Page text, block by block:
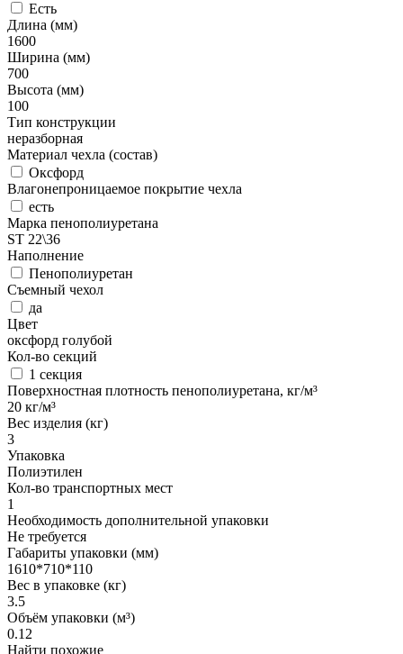
Есть
Длина (мм)
1600
Ширина (мм)
700
Высота (мм)
100
Тип конструкции
неразборная
Материал чехла (состав)
Оксфорд
Влагонепроницаемое покрытие чехла
есть
Марка пенополиуретана
ST 22\36
Наполнение
Пенополиуретан
Съемный чехол
да
Цвет
оксфорд голубой
Кол-во секций
1 секция
Поверхностная плотность пенополиуретана, кг/м³
20 кг/м³
Вес изделия (кг)
3
Упаковка
Полиэтилен
Кол-во транспортных мест
1
Необходимость дополнительной упаковки
Не требуется
Габариты упаковки (мм)
1610*710*110
Вес в упаковке (кг)
3.5
Объём упаковки (м³)
0.12
Найти похожие